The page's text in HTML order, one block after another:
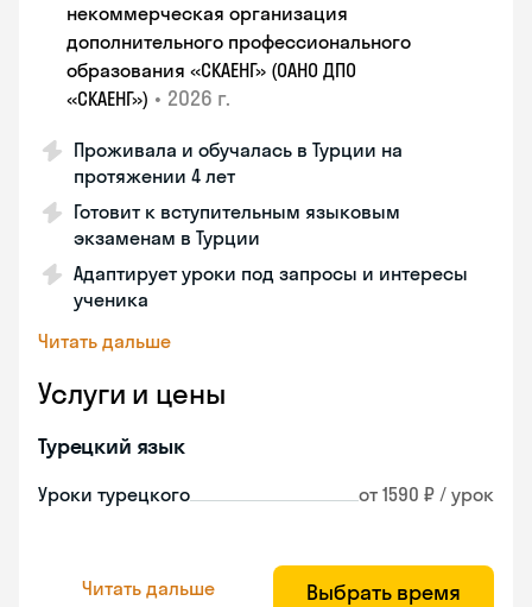
некоммерческая организация
дополнительного профессионального
образования «СКАЕНГ» (ОАНО ДПО
«СКАЕНГ») • 2026 г.
Проживала и обучалась в Турции на
протяжении 4 лет
Готовит к вступительным языковым
экзаменам в Турции
Адаптирует уроки под запросы и интересы
ученика
Читать дальше
Услуги и цены
Турецкий язык
Уроки турецкого от 1590 ₽ / урок
Читать дальше Выбрать время